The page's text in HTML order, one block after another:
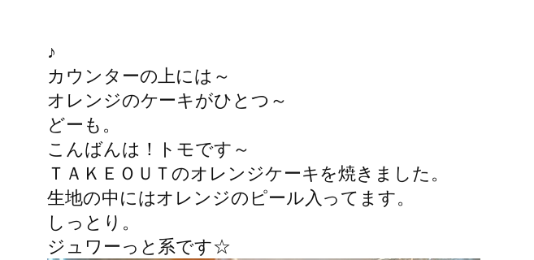
♪
カウンターの上には～
オレンジのケーキがひとつ～
どーも。
こんばんは！トモです～
ＴＡＫＥＯＵＴのオレンジケーキを焼きました。
生地の中にはオレンジのピール入ってます。
しっとり。
ジュワーっと系です☆